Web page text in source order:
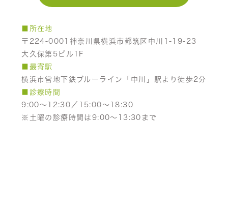
■所在地
〒224-0001神奈川県横浜市都筑区中川1-19-23
大久保第5ビル1F
■最寄駅
横浜市営地下鉄ブルーライン「中川」駅より徒歩2分
■診療時間
9:00～12:30／15:00～18:30
※土曜の診療時間は9:00～13:30まで